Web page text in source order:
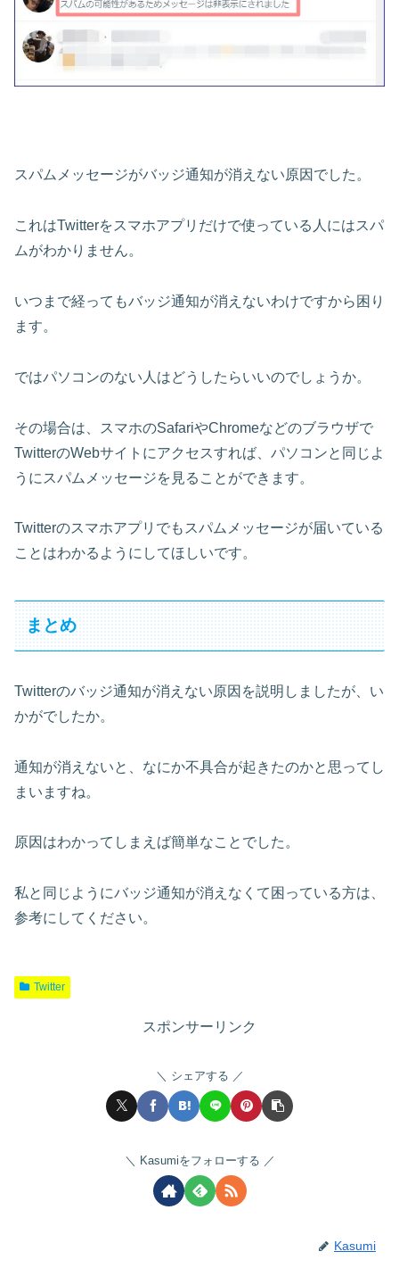
スパムメッセージがバッジ通知が消えない原因でした。
これはTwitterをスマホアプリだけで使っている人にはスパ
ムがわかりません。
いつまで経ってもバッジ通知が消えないわけですから困り
ます。
ではパソコンのない人はどうしたらいいのでしょうか。
その場合は、スマホのSafariやChromeなどのブラウザで
TwitterのWebサイトにアクセスすれば、パソコンと同じよ
うにスパムメッセージを見ることができます。
Twitterのスマホアプリでもスパムメッセージが届いている
ことはわかるようにしてほしいです。
まとめ
Twitterのバッジ通知が消えない原因を説明しましたが、い
かがでしたか。
通知が消えないと、なにか不具合が起きたのかと思ってし
まいますね。
原因はわかってしまえば簡単なことでした。
私と同じようにバッジ通知が消えなくて困っている方は、
参考にしてください。
Twitter
スポンサーリンク
シェアする
Kasumiをフォローする
Kasumi